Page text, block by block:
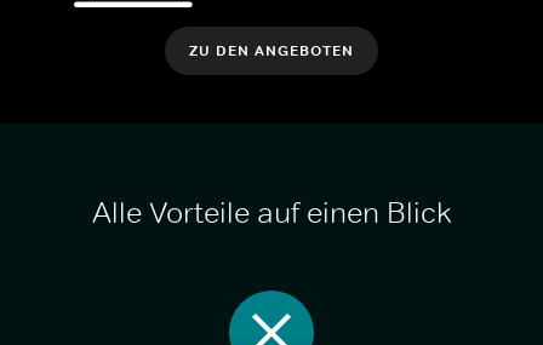
ZU DEN ANGEBOTEN
Alle Vorteile auf einen Blick